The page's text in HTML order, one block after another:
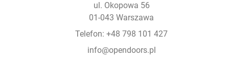
ul. Okopowa 56
01-043 Warszawa
Telefon: +48 798 101 427
info@opendoors.pl